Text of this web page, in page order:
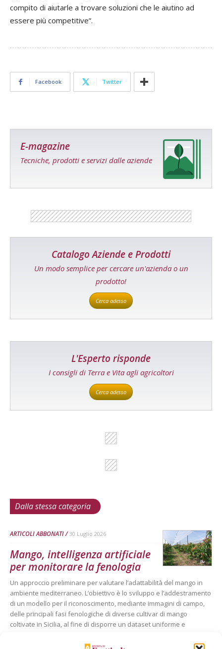
compito di aiutarle a trovare soluzioni che le aiutino ad
essere più competitive”.
Facebook Twitter
E-magazine
Tecniche, prodotti e servizi dalle aziende
Catalogo Aziende e Prodotti
Un modo semplice per cercare un'azienda o un
prodotto!
Cerca adesso
L'Esperto risponde
I consigli di Terra e Vita agli agricoltori
Cerca adesso
Dalla stessa categoria
ARTICOLI ABBONATI 30 Luglio 2026
Mango, intelligenza artificiale
per monitorare la fenologia
Un approccio preliminare per valutare l’adattabilità del mango in
ambiente mediterraneo. L’obiettivo è lo sviluppo e l’addestramento
di un modello per il riconoscimento, mediante immagini di campo,
delle principali fasi fenologiche di diverse cultivar di mango
coltivate in Sicilia, al fine di disporre un dataset uniforme e
fenologica al microclima delle zone costiere siciliane e ai regimi